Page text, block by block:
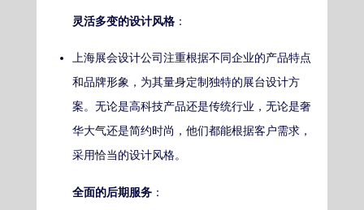
灵活多变的设计风格 ：
上海展会设计公司注重根据不同企业的产品特点
和品牌形象，为其量身定制独特的展台设计方
案。无论是高科技产品还是传统行业，无论是奢
华大气还是简约时尚，他们都能根据客户需求，
采用恰当的设计风格。
全面的后期服务 ：